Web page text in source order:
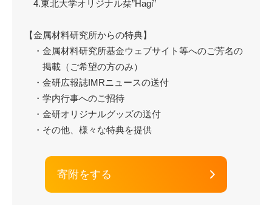
4.東北大学オリジナル栞”Hagi”
【金属材料研究所からの特典】
・金属材料研究所基金ウェブサイト等へのご芳名の
掲載（ご希望の方のみ）
・金研広報誌IMRニュースの送付
・学内行事へのご招待
・金研オリジナルグッズの送付
・その他、様々な特典を提供
寄附をする